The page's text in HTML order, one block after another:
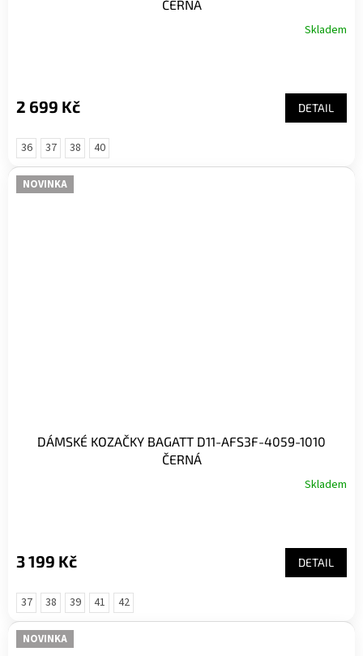
ČERNÁ
Skladem
2 699 Kč DETAIL
36 37 38 40
NOVINKA
DÁMSKÉ KOZAČKY BAGATT D11-AFS3F-4059-1010
ČERNÁ
Skladem
3 199 Kč DETAIL
37 38 39 41 42
NOVINKA